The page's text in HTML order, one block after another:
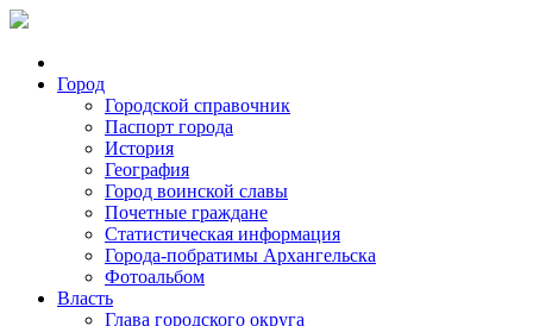
Город
Городской справочник
Паспорт города
История
География
Город воинской славы
Почетные граждане
Статистическая информация
Города-побратимы Архангельска
Фотоальбом
Власть
Глава городского округа